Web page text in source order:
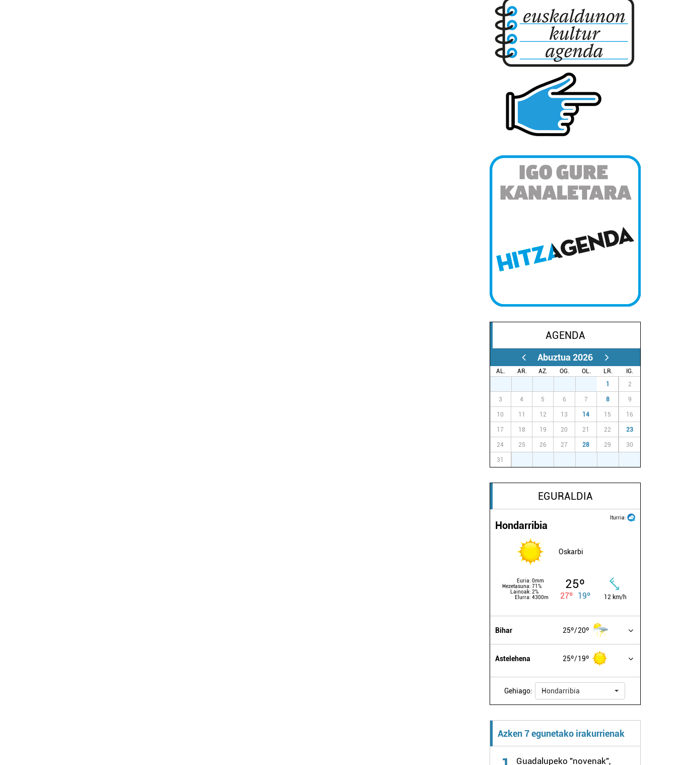
AGENDA
Abuztua 2026
AL. AR. AZ. OG. OL. LR.
IG.
1 2
3 4 5 6 7 8 9
10 11 12 13 14 15 16
17 18 19 20 21 22 23
24 25 26 27 28 29 30
31
EGURALDIA
Iturria:
Hondarribia
Oskarbi
Euria: 0mm
Hezetasuna: 71%
Lainoak: 2%
Elurra: 4300m
25º
27º 19º 12 km/h
Bihar 25º 20º
Astelehena 25º 19º
Gehiago: Hondarribia
Azken 7 egunetako irakurrienak
Guadalupeko "novenak",